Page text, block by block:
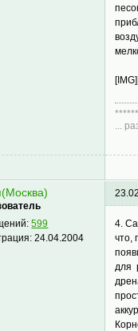
[IMG]
...
599
24.04.2004
4.
что,
для